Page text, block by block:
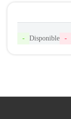
- Disponible -